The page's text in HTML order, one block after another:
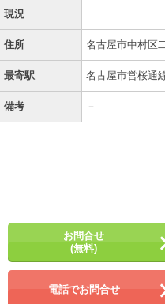
現況
住所 名古屋市中村区
最寄駅 名古屋市営桜通
備考 －
お問合せ
(無料)
電話でお問合せ